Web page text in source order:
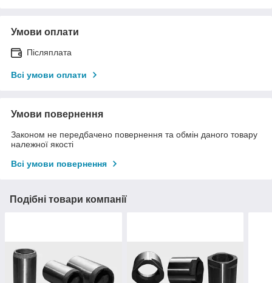
Умови оплати
Післяплата
Всі умови оплати
Умови повернення
Законом не передбачено повернення та обмін даного товару
належної якості
Всі умови повернення
Подібні товари компанії